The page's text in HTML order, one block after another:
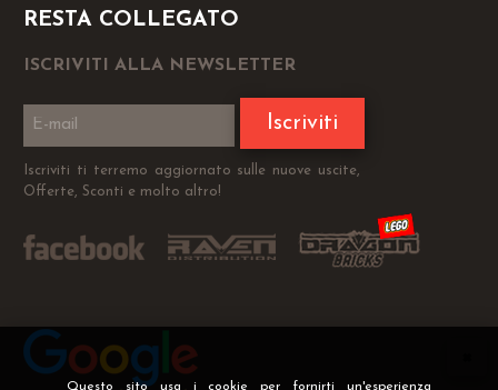
Questo sito usa i cookie per fornirti un'esperienza
RESTA COLLEGATO
ISCRIVITI ALLA NEWSLETTER
Iscriviti
Iscriviti ti terremo aggiornato sulle nuove uscite,
Offerte, Sconti e molto altro!